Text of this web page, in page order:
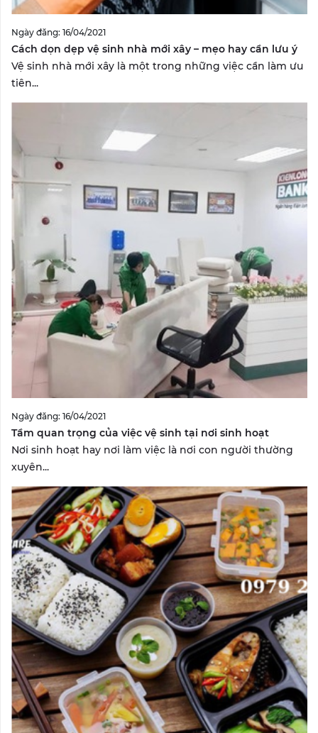
Ngày đăng: 16/04/2021
Cách dọn dẹp vệ sinh nhà mới xây – mẹo hay cần lưu ý
Vệ sinh nhà mới xây là một trong những việc cần làm ưu
tiên...
Ngày đăng: 16/04/2021
Tầm quan trọng của việc vệ sinh tại nơi sinh hoạt
Nơi sinh hoạt hay nơi làm việc là nơi con người thường
xuyên...